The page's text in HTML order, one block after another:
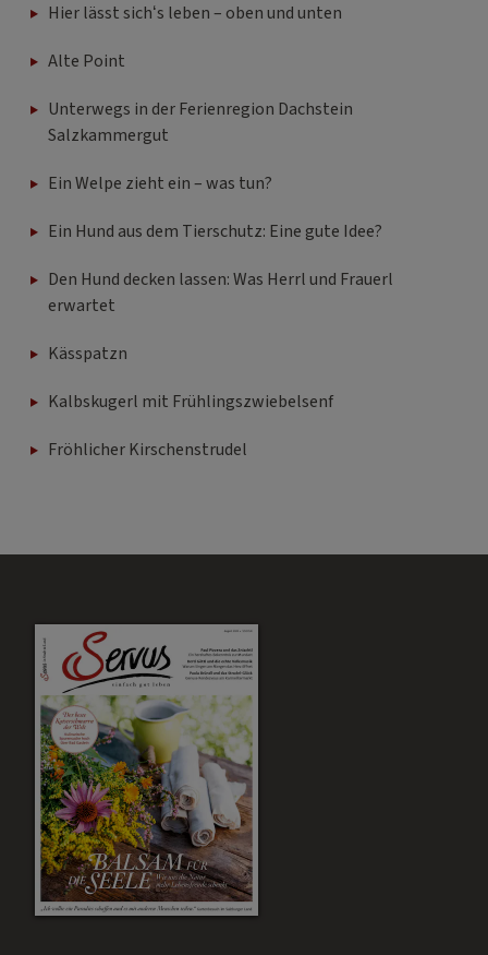
Hier lässt sich‘s leben – oben und unten
Alte Point
Unterwegs in der Ferienregion Dachstein
Salzkammergut
Ein Welpe zieht ein – was tun?
Ein Hund aus dem Tierschutz: Eine gute Idee?
Den Hund decken lassen: Was Herrl und Frauerl
erwartet
Kässpatzn
Kalbskugerl mit Frühlingszwiebelsenf
Fröhlicher Kirschenstrudel